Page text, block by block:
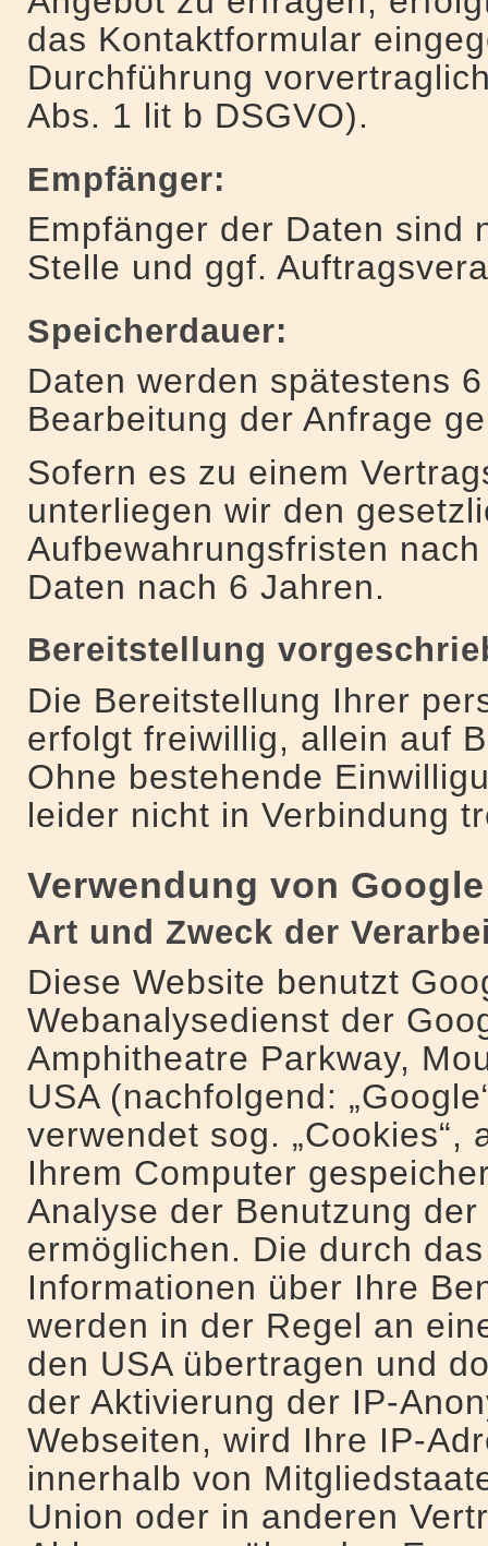
das Kontaktformular
Durchführung
Abs. 1 lit b DSGVO).
Empfänger:
Empfänger der Daten sind
Stelle und ggf.
Speicherdauer:
Daten werden spätestens
Bearbeitung der Anfrage
Sofern es zu einem
unterliegen wir den
Aufbewahrungsfristen
Daten nach 6 Jahren.
Bereitstellung
Die Bereitstellung Ihrer
erfolgt freiwillig, allein auf
Ohne bestehende
leider nicht in Verbindung
Verwendung von
Art und Zweck der
Diese Website benutzt
Webanalysedienst der
Amphitheatre Parkway,
USA (nachfolgend:
verwendet sog. „Cookies“,
Ihrem Computer
Analyse der Benutzung
ermöglichen. Die durch
Informationen über Ihre
werden in der Regel an
den USA übertragen und
der Aktivierung der IP-
Webseiten, wird Ihre IP-
innerhalb von
Union oder in anderen